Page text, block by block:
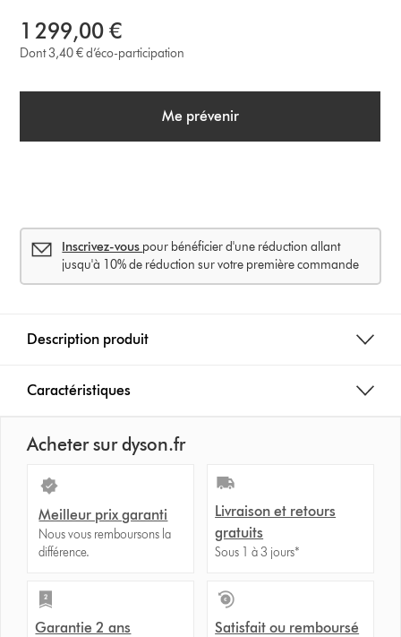
1 299,00 €
Dont 3,40 € d’éco-participation
Me prévenir
Inscrivez-vous pour bénéficier d'une réduction allant
jusqu'à 10% de réduction sur votre première commande
Description produit
Caractéristiques
Acheter sur dyson.fr
Meilleur prix garanti
Nous vous remboursons la
différence.
Livraison et retours
gratuits
Sous 1 à 3 jours*
Garantie 2 ans Satisfait ou remboursé